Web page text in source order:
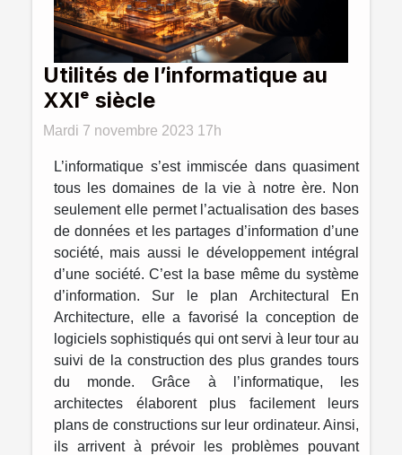
Utilités de l’informatique au
XXIᵉ siècle
Mardi 7 novembre 2023 17h
L’informatique s’est immiscée dans quasiment
tous les domaines de la vie à notre ère. Non
seulement elle permet l’actualisation des bases
de données et les partages d’information d’une
société, mais aussi le développement intégral
d’une société. C’est la base même du système
d’information. Sur le plan Architectural En
Architecture, elle a favorisé la conception de
logiciels sophistiqués qui ont servi à leur tour au
suivi de la construction des plus grandes tours
du monde. Grâce à l’informatique, les
architectes élaborent plus facilement leurs
plans de constructions sur leur ordinateur. Ainsi,
ils arrivent à prévoir les problèmes pouvant